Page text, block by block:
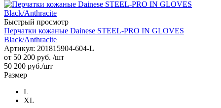
Быстрый просмотр
Перчатки кожаные Dainese STEEL-PRO IN GLOVES
Black/Anthracite
Артикул: 201815904-604-L
от 50 200 руб. /шт
50 200 руб./шт
Размер
L
XL